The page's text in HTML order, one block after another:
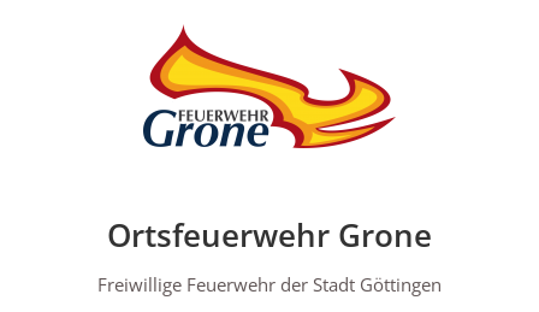
Ortsfeuerwehr Grone
Freiwillige Feuerwehr der Stadt Göttingen